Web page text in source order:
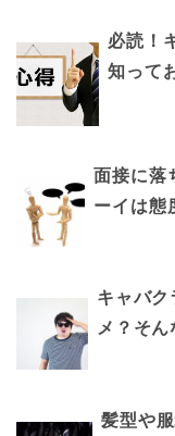
必読！
知って
面接に落
ーイは態
キャバ
メ？そ
髪型や